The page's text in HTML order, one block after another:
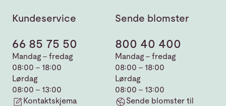
Kundeservice
66 85 75 50
Mandag - fredag
08:00 - 18:00
Lørdag
08:00 - 13:00
Kontaktskjema
Sende blomster
800 40 400
Mandag - fredag
08:00 - 18:00
Lørdag
08:00 - 13:00
Sende blomster til